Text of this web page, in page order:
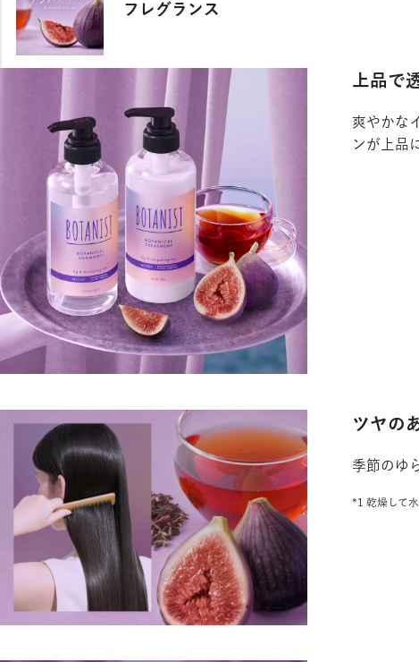
フレグランス
DETAILS
上品で
爽やかな
ンが上品
ツヤの
季節のゆ
*1 乾燥して